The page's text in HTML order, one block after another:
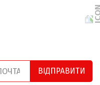
ВІДПРАВИТИ